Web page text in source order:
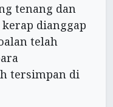
tenang dan
dianggap
telah
tersimpan di